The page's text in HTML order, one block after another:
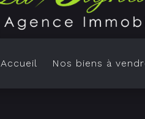
Accueil Nos biens à